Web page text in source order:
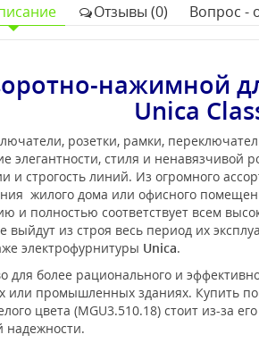
Отзывы (0) Вопрос -
нажимной
Unica
розетки, рамки,
элегантности, стиля и ненавязчивой
строгость линий. Из огромного
жилого дома или офисного
и полностью соответствует всем
из строя весь период их
электрофурнитуры Unica.
для более рационального и
или промышленных зданиях. Купить
цвета (MGU3.510.18) стоит из-за
надежности.